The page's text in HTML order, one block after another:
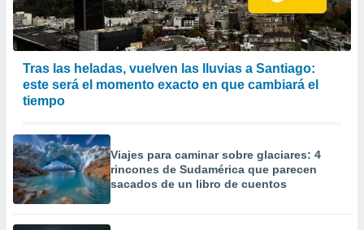
Tras las heladas, vuelven las lluvias a Santiago:
este será el momento exacto en que cambiará el
tiempo
Viajes para caminar sobre glaciares: 4
rincones de Sudamérica que parecen
sacados de un libro de cuentos